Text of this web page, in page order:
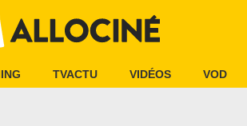
TVACTU VIDÉOS VOD